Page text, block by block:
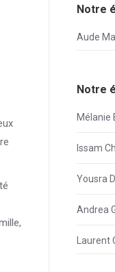
Notre
Aude
Notre
Mélanie
Issam
Yousra
Andrea
Laurent